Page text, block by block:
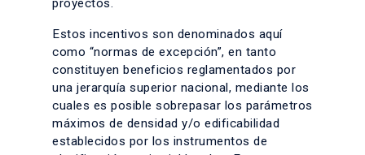
proyectos.
Estos incentivos son denominados aquí
como “normas de excepción”, en tanto
constituyen beneficios reglamentados por
una jerarquía superior nacional, mediante los
cuales es posible sobrepasar los parámetros
máximos de densidad y/o edificabilidad
establecidos por los instrumentos de